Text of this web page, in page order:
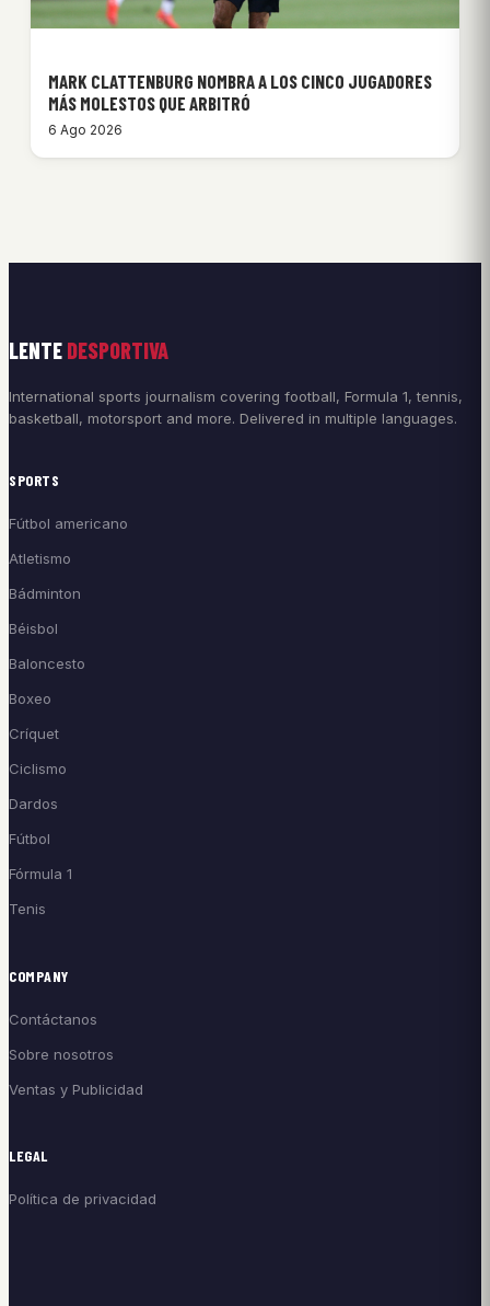
MARK CLATTENBURG NOMBRA A LOS CINCO JUGADORES
MÁS MOLESTOS QUE ARBITRÓ
6 Ago 2026
LENTE DESPORTIVA
International sports journalism covering football, Formula 1, tennis,
basketball, motorsport and more. Delivered in multiple languages.
SPORTS
Fútbol americano
Atletismo
Bádminton
Béisbol
Baloncesto
Boxeo
Críquet
Ciclismo
Dardos
Fútbol
Fórmula 1
Tenis
COMPANY
Contáctanos
Sobre nosotros
Ventas y Publicidad
LEGAL
Política de privacidad